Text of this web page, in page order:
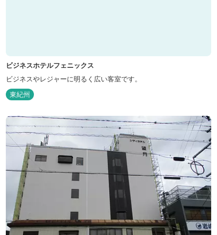
ビジネスホテルフェニックス
ビジネスやレジャーに明るく広い客室です。
東紀州